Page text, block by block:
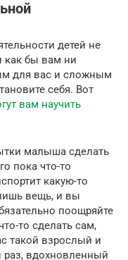
детей не
как бы вам ни
для вас и сложным
себя. Вот
вам научить
малыша сделать
пока что-то
какую-то
вещь, и вы
поощряйте
то сделать сам,
такой взрослый и
вдохновленный